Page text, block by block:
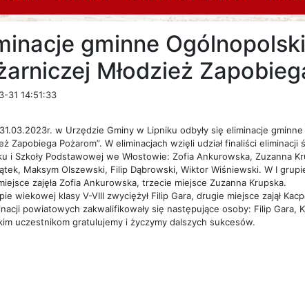
gminne
Młodzież
31 14:51:33
w Urzędzie Gminy w Lipniku odbyły się eliminacje
Zapobiega Pożarom”. W eliminacjach wzięli udział finaliści
i Szkoły Podstawowej we Włostowie: Zofia Ankurowska, Zuzanna
Maksym Olszewski, Filip Dąbrowski, Wiktor Wiśniewski. W I
zajęła Zofia Ankurowska, trzecie miejsce Zuzanna Krupska.
wiekowej klasy V-VIII zwyciężył Filip Gara, drugie miejsce zajął
powiatowych zakwalifikowały się następujące osoby: Filip Gara,
uczestnikom gratulujemy i życzymy dalszych sukcesów.